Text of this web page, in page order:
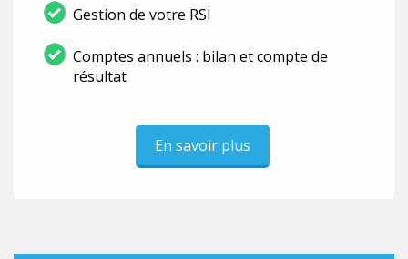
Gestion de votre RSI
Comptes annuels : bilan et compte de
résultat
En savoir plus